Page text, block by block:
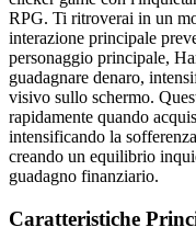
RPG. Ti ritroverai in un
interazione principale
personaggio principale,
guadagnare denaro,
visivo sullo schermo.
rapidamente quando
intensificando la
creando un equilibrio
guadagno finanziario.
Caratteristiche